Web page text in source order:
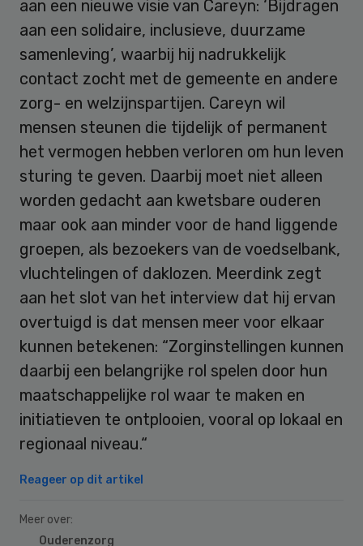
aan een nieuwe visie van Careyn: ‘Bijdragen
aan een solidaire, inclusieve, duurzame
samenleving’, waarbij hij nadrukkelijk
contact zocht met de gemeente en andere
zorg- en welzijnspartijen. Careyn wil
mensen steunen die tijdelijk of permanent
het vermogen hebben verloren om hun leven
sturing te geven. Daarbij moet niet alleen
worden gedacht aan kwetsbare ouderen
maar ook aan minder voor de hand liggende
groepen, als bezoekers van de voedselbank,
vluchtelingen of daklozen. Meerdink zegt
aan het slot van het interview dat hij ervan
overtuigd is dat mensen meer voor elkaar
kunnen betekenen: “Zorginstellingen kunnen
daarbij een belangrijke rol spelen door hun
maatschappelijke rol waar te maken en
initiatieven te ontplooien, vooral op lokaal en
regionaal niveau.“
Reageer op dit artikel
Meer over:
Ouderenzorg